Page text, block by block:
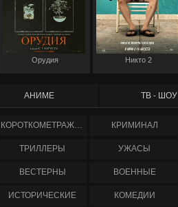
Орудия Никто 2
АНИМЕ ТВ - ШОУ
КОРОТКОМЕТРАЖНЫЕ КРИМИНАЛ
ТРИЛЛЕРЫ УЖАСЫ
ВЕСТЕРНЫ ВОЕННЫЕ
ИСТОРИЧЕСКИЕ КОМЕДИИ